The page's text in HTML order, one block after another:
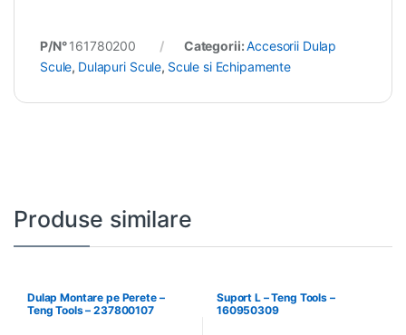
P/N°161780200 Categorii:Accesorii Dulap
Scule, Dulapuri Scule, Scule si Echipamente
Produse similare
Dulap Montare pe Perete –
Teng Tools – 237800107
Suport L – Teng Tools –
160950309